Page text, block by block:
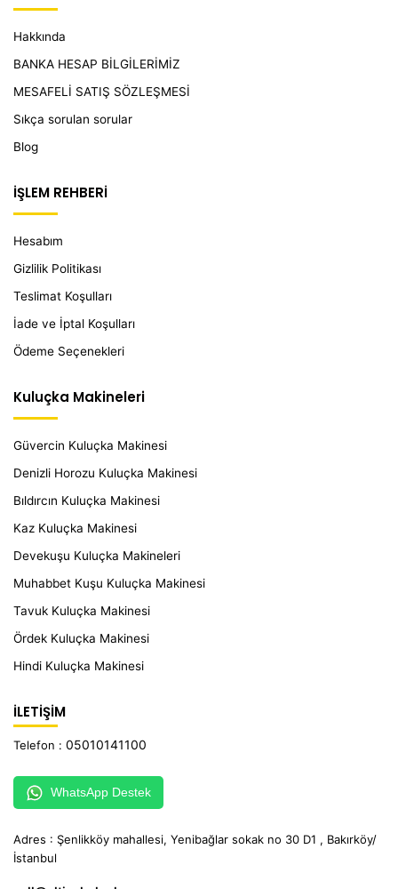
Hakkında
BANKA HESAP BİLGİLERİMİZ
MESAFELİ SATIŞ SÖZLEŞMESİ
Sıkça sorulan sorular
Blog
İŞLEM REHBERİ
Hesabım
Gizlilik Politikası
Teslimat Koşulları
İade ve İptal Koşulları
Ödeme Seçenekleri
Kuluçka Makineleri
Güvercin Kuluçka Makinesi
Denizli Horozu Kuluçka Makinesi
Bıldırcın Kuluçka Makinesi
Kaz Kuluçka Makinesi
Devekuşu Kuluçka Makineleri
Muhabbet Kuşu Kuluçka Makinesi
Tavuk Kuluçka Makinesi
Ördek Kuluçka Makinesi
Hindi Kuluçka Makinesi
İLETİŞİM
Telefon : 05010141100
WhatsApp Destek
Adres : Şenlikköy mahallesi, Yenibağlar sokak no 30 D1 , Bakırköy/
İstanbul